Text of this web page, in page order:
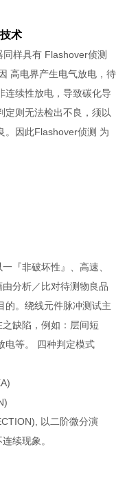
术
样具有 Flashover侦测
高电界产生电气放电，待
连续性放电，导致碳化导
定则无法检出不良，须以
。因此Flashover侦测 为
『非破坏性』、高速、
分析／比对待测物良品
的。绕线元件脉冲测试主
缺陷，例如：层间短
电等。 四种判定模式
以二阶微分演
续现象。